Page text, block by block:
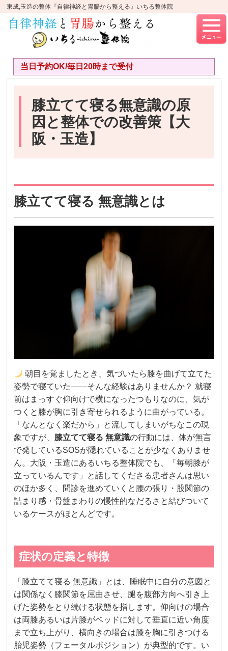
東成,玉造の整体『自律神経と胃腸から整える』いちる整体院
当日予約OK/毎日20時まで受付
膝立てて寝る無意識の原
因と整体での改善策【大
阪・玉造】
膝立てて寝る 無意識とは
朝目を覚ましたとき、気づいたら膝を曲げて立てた
姿勢で寝ていた——そんな経験はありませんか？ 就寝
前はまっすぐ仰向けで横になったつもりなのに、気が
つくと膝が胸に引き寄せられるように曲がっている。
「なんとなく楽だから」と流してしまいがちなこの現
象ですが、 膝立てて寝る 無意識の行動には、体が無言
で発しているSOSが隠れていることが少なくありませ
ん。大阪・玉造にあるいちる整体院でも、「毎朝膝が
立っているんです」と話してくださる患者さんは思い
のほか多く、問診を進めていくと腰の張り・股関節の
詰まり感・骨盤まわりの慢性的なだるさと結びついて
いるケースがほとんどです。
症状の定義と特徴
「膝立てて寝る 無意識」とは、睡眠中に自分の意図と
は関係なく膝関節を屈曲させ、腿を腹部方向へ引き上
げた姿勢をとり続ける状態を指します。仰向けの場合
は両膝あるいは片膝がベッドに対して垂直に近い角度
まで立ち上がり、横向きの場合は膝を胸に引きつける
胎児姿勢（フェータルポジション）が典型的です。い